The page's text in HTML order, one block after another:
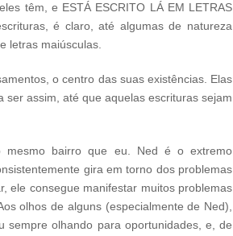
têm, e ESTÁ ESCRITO LÁ EM LETRAS
é claro, até algumas de natureza
letras maiúsculas.
o centro das suas existências. Elas
ser assim, até que aquelas escrituras sejam
mesmo bairro que eu. Ned é o extremo
gira em torno dos problemas
ele consegue manifestar muitos problemas
olhos de alguns (especialmente de Ned),
sempre olhando para oportunidades, e, de